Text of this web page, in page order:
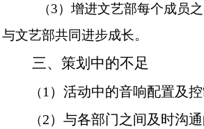
（ 3）增进文艺部每个成员
与文艺部共同进步成长。
三、策划中的不足
（ 1）活动中的音响配置及控
（ 2）与各部门之间及时沟通